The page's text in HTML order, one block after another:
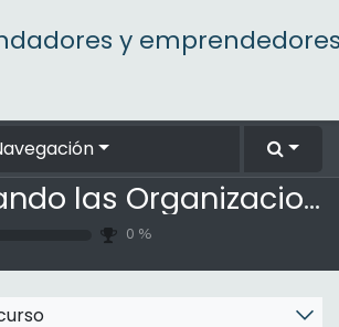
y
Reinventando las Organizaciones
0 %